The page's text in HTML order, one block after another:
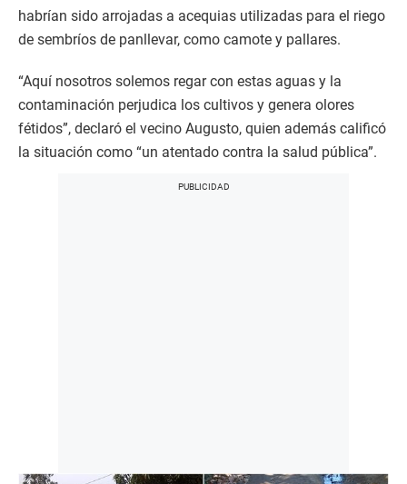
habrían sido arrojadas a acequias utilizadas para el riego
de sembríos de panllevar, como camote y pallares.
“Aquí nosotros solemos regar con estas aguas y la
contaminación perjudica los cultivos y genera olores
fétidos”, declaró el vecino Augusto, quien además calificó
la situación como “un atentado contra la salud pública”.